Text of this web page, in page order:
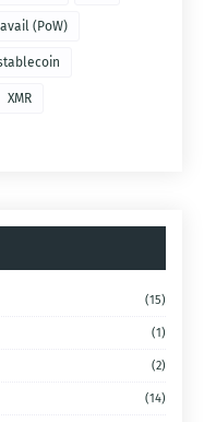
(PoW)
XMR
(15)
(1)
(2)
(14)